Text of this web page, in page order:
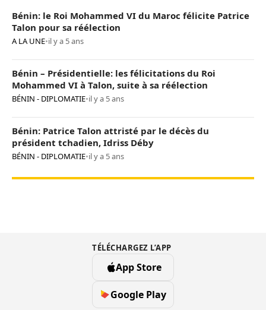
Bénin: le Roi Mohammed VI du Maroc félicite Patrice
Talon pour sa réélection
A LA UNE•il y a 5 ans
Bénin – Présidentielle: les félicitations du Roi
Mohammed VI à Talon, suite à sa réélection
BÉNIN - DIPLOMATIE•il y a 5 ans
Bénin: Patrice Talon attristé par le décès du
président tchadien, Idriss Déby
BÉNIN - DIPLOMATIE•il y a 5 ans
TÉLÉCHARGEZ L’APP
App Store
Google Play